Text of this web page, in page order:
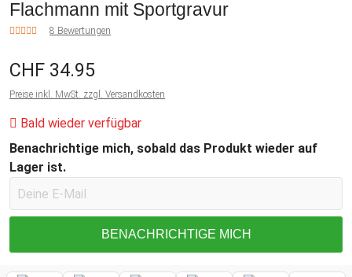
Flachmann mit Sportgravur
8 Bewertungen
CHF 34.95
Preise inkl. MwSt. zzgl. Versandkosten
Bald wieder verfügbar
Benachrichtige mich, sobald das Produkt wieder auf
Lager ist.
BENACHRICHTIGE MICH